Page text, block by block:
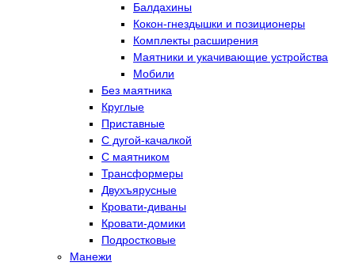
Балдахины
Кокон-гнездышки и позиционеры
Комплекты расширения
Маятники и укачивающие устройства
Мобили
Без маятника
Круглые
Приставные
С дугой-качалкой
С маятником
Трансформеры
Двухъярусные
Кровати-диваны
Кровати-домики
Подростковые
Манежи